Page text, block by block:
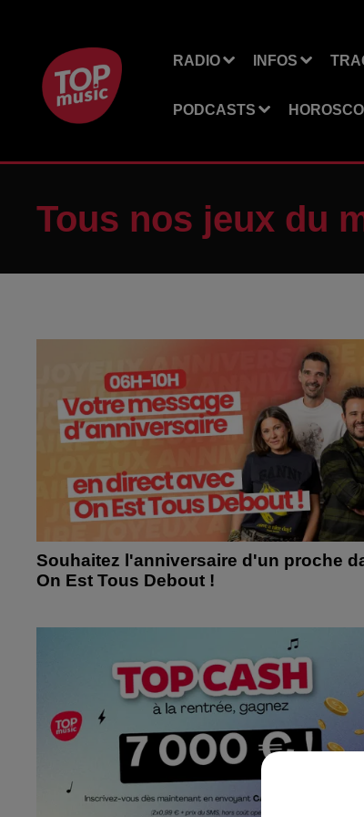
RADIO INFOS
PODCASTS
Tous nos jeux du
Souhaitez l'anniversaire d'un proche
On Est Tous Debout !